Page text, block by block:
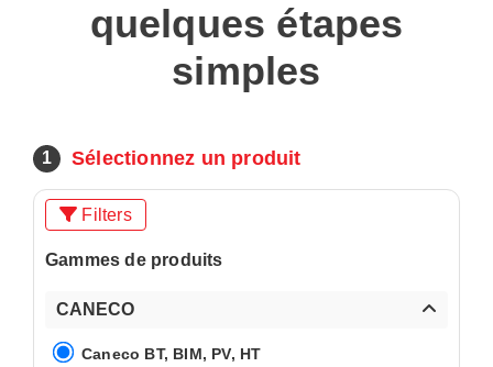
quelques étapes
simples
1 Sélectionnez un produit
Filters
Gammes de produits
CANECO
Caneco BT, BIM, PV, HT